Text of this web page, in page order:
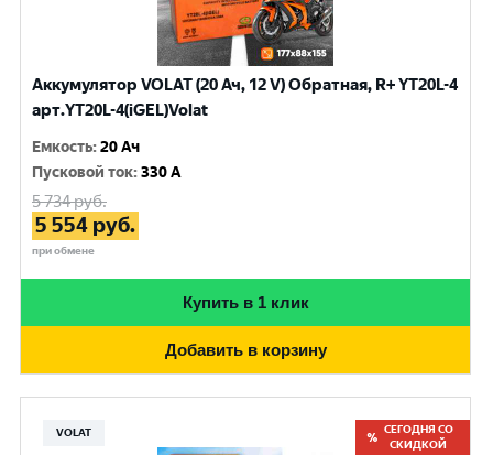
Аккумулятор VOLAT (20 Ач, 12 V) Обратная, R+ YT20L-4
арт.YT20L-4(iGEL)Volat
Емкость:20 Ач
Пусковой ток:330 A
5 734руб.
5 554 руб.
при обмене
Купить в 1 клик
Добавить в корзину
VOLAT
СЕГОДНЯ СО
СКИДКОЙ